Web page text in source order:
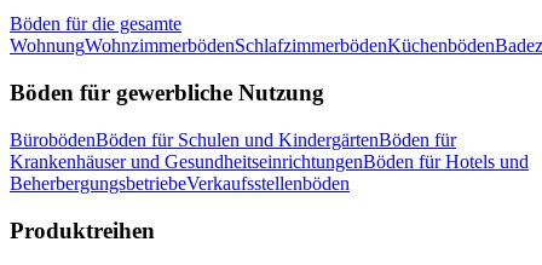
Böden für die gesamte
WohnungWohnzimmerbödenSchlafzimmerbödenKüchenböden
Böden für gewerbliche Nutzung
BürobödenBöden für Schulen und KindergärtenBöden für
Krankenhäuser und GesundheitseinrichtungenBöden für Hotels und
BeherbergungsbetriebeVerkaufsstellenböden
Produktreihen